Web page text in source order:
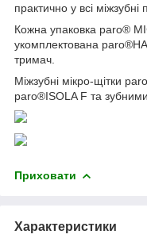
практично у всі міжзубні
Кожна упаковка paro®
укомплектована
тримач.
Міжзубні мікро-щітки
paro®ISOLA F та
Приховати
Характеристики